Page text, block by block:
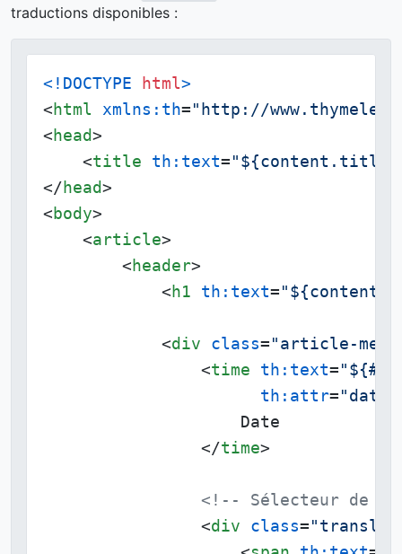
traductions disponibles :
<!DOCTYPE html>
< html xmlns:th= "http://
< head>
<title th:text=
</ head>
< body>
<article>
< header>
< h1 th:text=
<div class= "article-
<time th:text=
th:attr=
                    Date
</time>
<!-- Sélecteur de
<div class=